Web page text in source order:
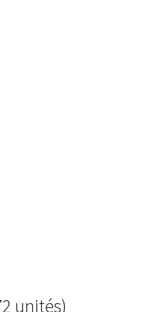
unités)